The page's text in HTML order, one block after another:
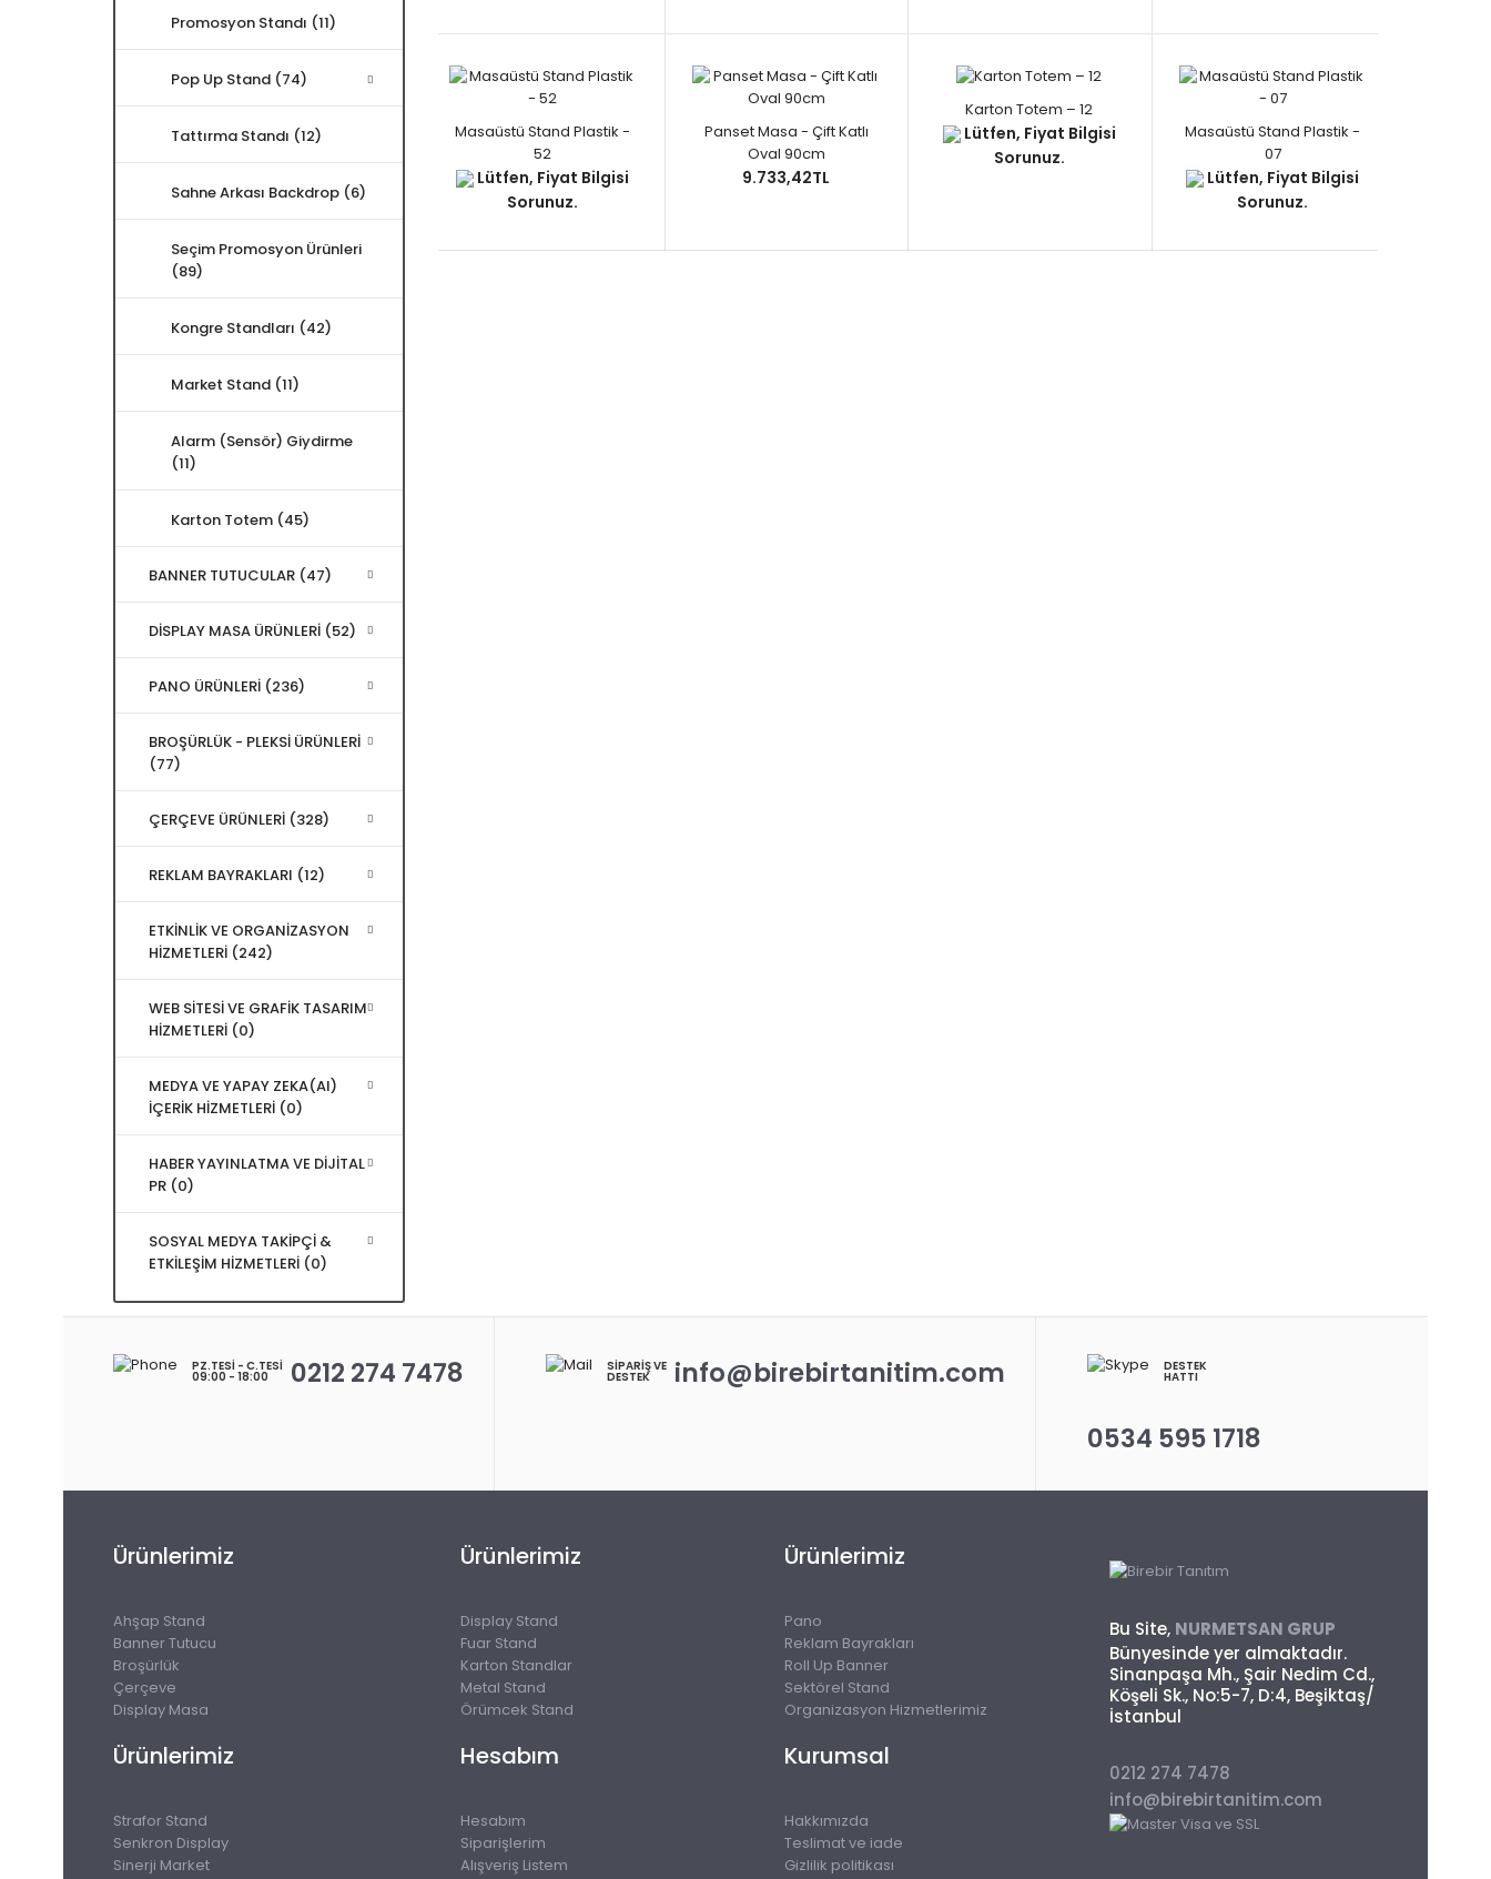
Promosyon Standı (11)
Pop Up Stand (74)
Tattırma Standı (12)
Sahne Arkası Backdrop (6)
Seçim Promosyon Ürünleri
(89)
Kongre Standları (42)
Market Stand (11)
Alarm (Sensör) Giydirme
(11)
Karton Totem (45)
BANNER TUTUCULAR (47)
DİSPLAY MASA ÜRÜNLERİ (52)
PANO ÜRÜNLERİ (236)
BROŞÜRLÜK - PLEKSİ ÜRÜNLERİ
(77)
ÇERÇEVE ÜRÜNLERİ (328)
REKLAM BAYRAKLARI (12)
ETKİNLİK VE ORGANİZASYON
HİZMETLERİ (242)
WEB SİTESİ VE GRAFİK TASARIM
HİZMETLERİ (0)
MEDYA VE YAPAY ZEKA(AI)
İÇERİK HİZMETLERİ (0)
HABER YAYINLATMA VE DİJİTAL
PR (0)
SOSYAL MEDYA TAKİPÇİ &
ETKİLEŞİM HİZMETLERİ (0)
Masaüstü Stand Plastik -
52
Lütfen, Fiyat Bilgisi
Sorunuz.
Panset Masa - Çift Katlı
Oval 90cm
9.733,42TL
Karton Totem – 12
Lütfen, Fiyat Bilgisi
Sorunuz.
Masaüstü Stand Plastik -
07
Lütfen, Fiyat Bilgisi
Sorunuz.
PZ.TESI - C.TESI
09:00 - 18:00 0212 274 7478 SIPARIŞ VE
DESTEK info@birebirtanitim.com DESTEK
HATTI
0534 595 1718
Ürünlerimiz
Ahşap Stand
Banner Tutucu
Broşürlük
Çerçeve
Display Masa
Ürünlerimiz
Strafor Stand
Senkron Display
Sinerji Market
Ürünlerimiz
Display Stand
Fuar Stand
Karton Standlar
Metal Stand
Örümcek Stand
Hesabım
Hesabım
Siparişlerim
Alışveriş Listem
Ürünlerimiz
Pano
Reklam Bayrakları
Roll Up Banner
Sektörel Stand
Organizasyon Hizmetlerimiz
Kurumsal
Hakkımızda
Teslimat ve iade
Gizlilik politikası
Bu Site, NURMETSAN GRUP
Bünyesinde yer almaktadır.
Sinanpaşa Mh., Şair Nedim Cd.,
Köşeli Sk., No:5-7, D:4, Beşiktaş/
İstanbul
0212 274 7478
info@birebirtanitim.com